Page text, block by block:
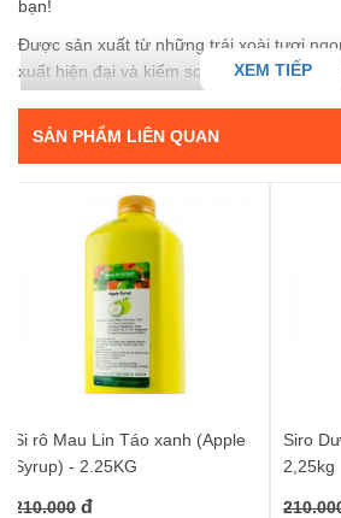
bạn!
Được sản xuất từ những trái xoài tươi
xuất hiện đại và kiểm soát chất lượng
giọt siro là sự chắt lọc tinh túy của nắng
theo cả mùa hè rực rỡ vào căn bếp của
doanh đồ uống muốn có nguồn nguyên
Tại sao nên chọn Siro Maulin
Hương vị xoài tự nhiên và đậm đà:
với các loại siro công nghiệp, Siro
vị ngọt thanh, chua nhẹ đặc trưng và
rũ của xoài chín.
uống hấp dẫn mà không tốn nhiều
trà trái cây thanh mát đến những ly
đáo, Siro Maulin Xoài sẽ là trợ thủ
XEM TIẾP
SẢN PHẨM LIÊN QUAN
Si rô Mau Lin Táo xanh (Apple
Syrup) - 2.25KG
210.000 đ
Siro
2,25kg